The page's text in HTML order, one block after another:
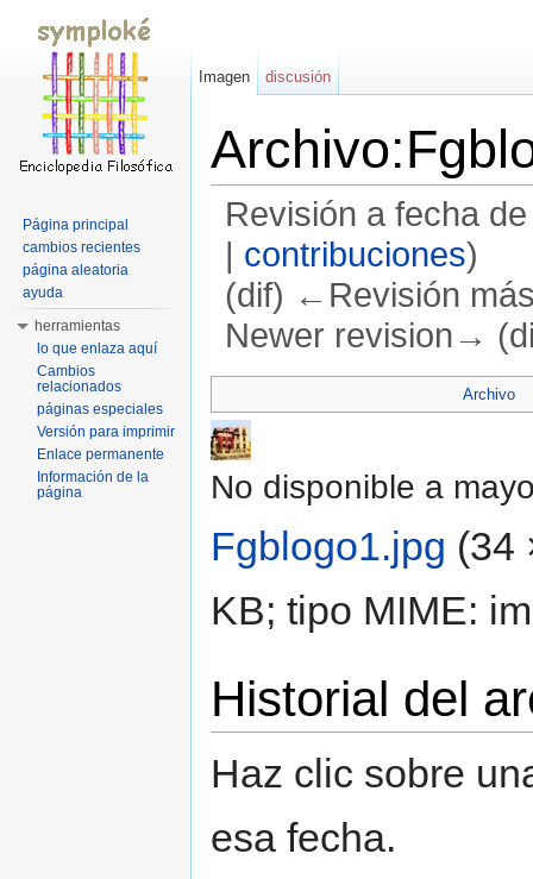
Revisión a fecha
| contribuciones)
(dif) ←Revisión
Newer revision→
Archivo
No disponible a
Fgblogo1.jpg (34
KB; tipo MIME:
Historial del
Haz clic sobre
esa fecha.
Imagen discusión
Página principal
cambios recientes
página aleatoria
ayuda
herramientas
lo que enlaza aquí
Cambios
relacionados
páginas especiales
Versión para imprimir
Enlace permanente
Información de la
página